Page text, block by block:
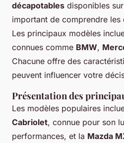
décapotables disponibles
important de comprendre les
Les principaux modèles
connues comme BMW,
Chacune offre des
peuvent influencer votre
Présentation des
Les modèles populaires
Cabriolet, connue pour son
performances, et la Mazda